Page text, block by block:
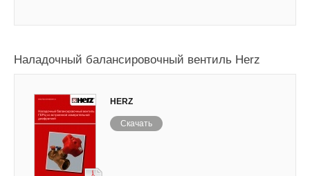
Наладочный балансировочный вентиль Herz
HERZ
Скачать